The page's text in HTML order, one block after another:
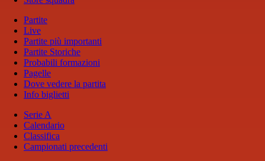
Partite
Live
Partite più importanti
Partite Storiche
Probabili formazioni
Pagelle
Dove vedere la partita
Info biglietti
Serie A
Calendario
Classifica
Campionati precedenti